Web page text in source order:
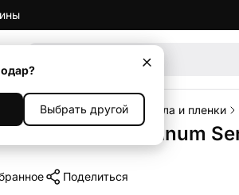
Выбрать другой
Аксессуары Защитные стекла и пленки
Mocoll Platinum
Поделиться